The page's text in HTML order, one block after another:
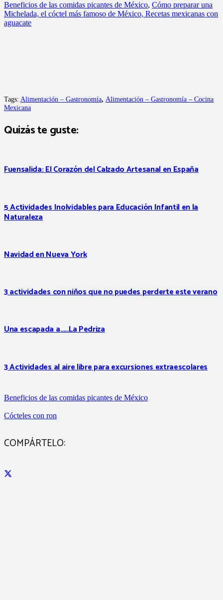
Beneficios de las comidas picantes de México, Cómo preparar una
Michelada, el cóctel más famoso de México, Recetas mexicanas con
aguacate
Tags: Alimentación – Gastronomía, Alimentación – Gastronomía – Cocina
Mexicana
Quizás te guste:
Fuensalida: El Corazón del Calzado Artesanal en España
5 Actividades Inolvidables para Educación Infantil en la
Naturaleza
Navidad en Nueva York
3 actividades con niños que no puedes perderte este verano
Una escapada a……La Pedriza
3 Actividades al aire libre para excursiones extraescolares
Beneficios de las comidas picantes de México
Cócteles con ron
COMPÁRTELO: